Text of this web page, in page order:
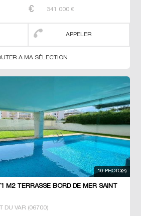
341 000 €
APPELER
A MA SÉLECTION
10 PHOTO(S)
M2 TERRASSE BORD DE MER SAINT
DU VAR (06700)